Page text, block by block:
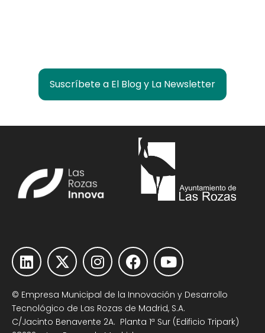
Suscríbete a El Blog y La Newsletter
© Empresa Municipal de la Innovación y Desarrollo
Tecnológico de Las Rozas de Madrid, S.A.
C/Jacinto Benavente 2A. Planta 1ª Sur (Edificio Tripark)